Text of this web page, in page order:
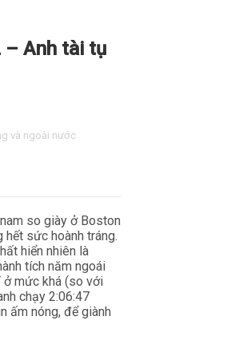
– Anh tài tụ
và ngoài nước
so giày ở Boston
hết sức hoành tráng.
hiển nhiên là
tích năm ngoái
ở mức khá (so với
chạy 2:06:47
ấm nóng, để giành